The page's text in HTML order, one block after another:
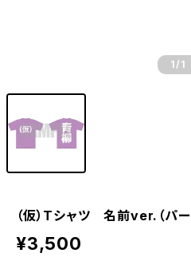
1 /1
（仮）Tシャツ 名前ver.（パー
¥3,500